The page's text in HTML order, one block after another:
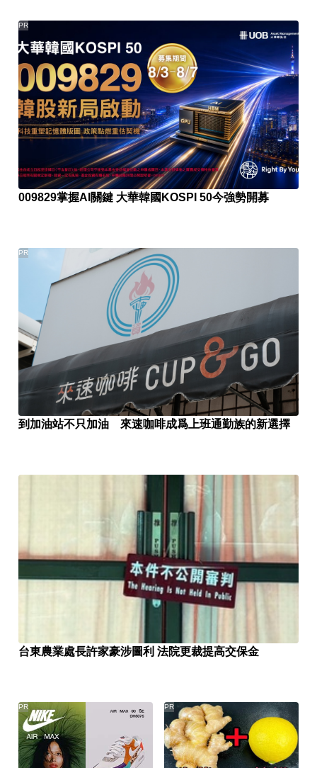
009829掌握AI關鍵 大華韓國KOSPI 50今強勢開募
PR
到加油站不只加油 來速咖啡成爲上班通勤族的新選擇
PR
台東農業處長許家豪涉圖利 法院更裁提高交保金
PR PR